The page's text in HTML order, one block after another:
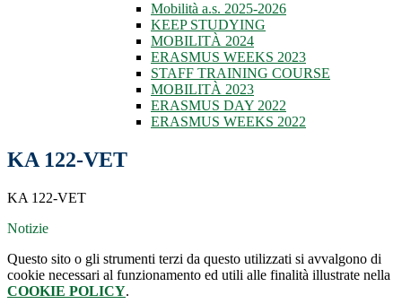
Mobilità a.s. 2025-2026
KEEP STUDYING
MOBILITÀ 2024
ERASMUS WEEKS 2023
STAFF TRAINING COURSE
MOBILITÀ 2023
ERASMUS DAY 2022
ERASMUS WEEKS 2022
KA 122-VET
KA 122-VET
Notizie
Questo sito o gli strumenti terzi da questo utilizzati si avvalgono di
cookie necessari al funzionamento ed utili alle finalità illustrate nella
COOKIE POLICY.